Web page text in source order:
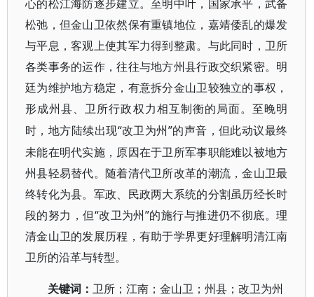
心的松江海防逐步建立。至明中叶，国家承平，武备
松弛，但金山卫依然保有重镇地位，嘉靖倭乱的爆发
与平息，客观上使其军力得到整肃。与此同时，卫所
各类事务的运作，往往与地方州县行政交织紧密。明
廷为维护地方稳定，有意拆分金山卫较独立的事权，
形成州县、卫所行政权力相互制衡的局面。至晚明
时，地方陆续出现“改卫为州”的声音，但此动议最终
未能在明代实施，原因在于卫所军事职能难以被地方
州县轻易替代。随着清代卫所改革的潮流，金山卫最
终转化为县。军政、民政两大系统的分割虽历经长时
段的努力，但“改卫为州”的施行与推进仍不彻底。理
清金山卫的发展历程，有助于学界更好理解明清江南
卫所的沿革与转型。
关键词 ： 卫所；江南；金山卫；州县；改卫为州